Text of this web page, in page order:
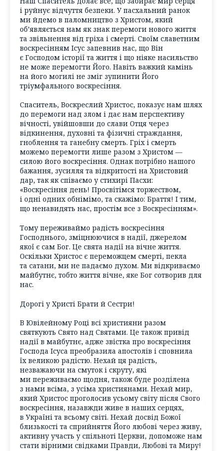
і руйнує відчуття безпеки. У пасхальний ранок
ми йдемо в паломництво з Христом, який
об’являється нам як знак перемоги нового життя
та звільнення від гріха і смерті. Своїм славетним
воскресінням Ісус запевнив нас, що Він
є Господом історії та життя і що ніяке насильство
не може перемогти Його. Навіть важкий камінь
на його могилі не зміг зупинити Його
тріумфального воскресіння.
Спаситель, Воскреслий Христос, показує нам шлях
до перемоги над злом і дає нам перспективу
вічності, увійшовши до слави Отця через
відкинення, духовні та фізичні страждання,
гноблення та ганебну смерть. Гріх і смерть
можемо перемогти лише разом з Христом —
силою його воскресіння. Однак потрібно нашого
бажання, зусилля та відкритості на Христовий
дар, так як співаємо у стихирі Пасхи:
«Воскресіння день! Просвітімся торжеством,
і одні одних обнімімо, та скажімо: Браття! І тим,
що ненавидять нас, простім все з Воскресінням».
Тому переживаймо радість воскресіння
Господнього, зміцнюючися в надії, джерелом
якої є сам Бог. Це свята надії на вічне життя.
Оскільки Христос є переможцем смерті, пекла
та сатани, ми не падаємо духом. Ми відкриваємо
майбутнє, тобто життя вічне, яке Бог сотворив для
нас.
Дорогі у Христі Брати й Сестри!
В Ювілейному Році всі християни разом
святкують Свято над Святами. Це також привід
надії в майбутнє, адже звістка про воскресіння
Господа Ісуса преобразила апостолів і сповнила
їх великою радістю. Нехай ця радість,
незважаючи на смуток і скруту, які
ми переживаємо щодня, також буде розділена
з нами всіма, з усіма християнами. Нехай мир,
який Христос проголосив усьому світу після Свого
воскресіння, назавжди живе в наших серцях,
в Україні та всьому світі. Нехай досвід Божої
близькості та сприйняття Його любові через живу,
активну участь у спільноті Церкви, допоможе нам
стати вірними свідками Правди, Любові та Миру!